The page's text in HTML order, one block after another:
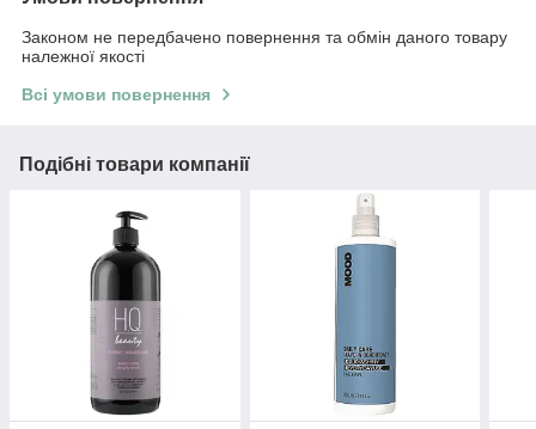
Законом не передбачено повернення та обмін даного товару
належної якості
Всі умови повернення
Подібні товари компанії